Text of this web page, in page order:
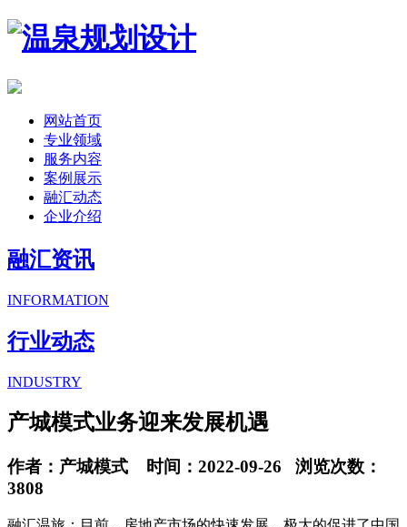
网站首页
专业领域
服务内容
案例展示
融汇动态
企业介绍
融汇资讯
INFORMATION
行业动态
INDUSTRY
产城模式业务迎来发展机遇
作者：产城模式 时间：2022-09-26 浏览次数：
3808